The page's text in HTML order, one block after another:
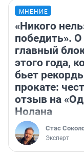
МНЕНИЕ
«Никого
победить».
главный
этого года,
бьет
прокате:
отзыв на
Нолана
Стас
Эксперт